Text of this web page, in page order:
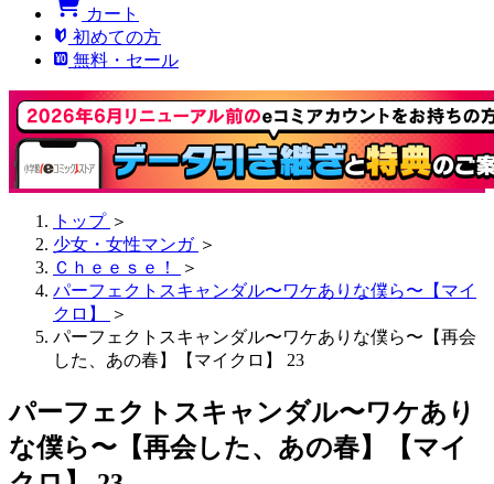
カート
初めての方
無料・セール
トップ ＞
少女・女性マンガ ＞
Ｃｈｅｅｓｅ！
＞
パーフェクトスキャンダル〜ワケありな僕ら〜【マイ
クロ】
＞
パーフェクトスキャンダル〜ワケありな僕ら〜【再会
した、あの春】【マイクロ】 23
パーフェクトスキャンダル〜ワケあり
な僕ら〜【再会した、あの春】【マイ